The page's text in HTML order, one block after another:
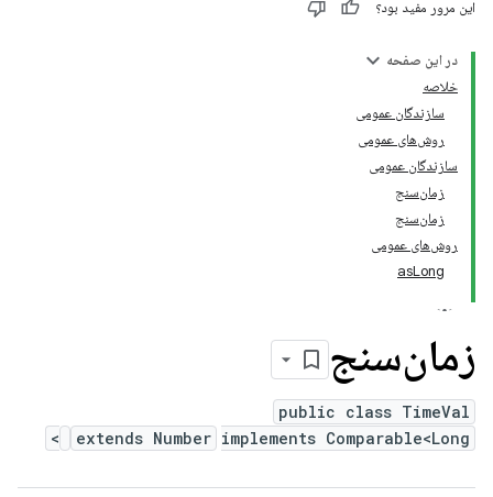
این مرور مفید بود؟
در این صفحه
خلاصه
سازندگان عمومی
روش‌های عمومی
سازندگان عمومی
زمان‌سنج
زمان‌سنج
روش‌های عمومی
asLong
زمان‌سنج
public class TimeVal
extends Number implements Comparable<Long>